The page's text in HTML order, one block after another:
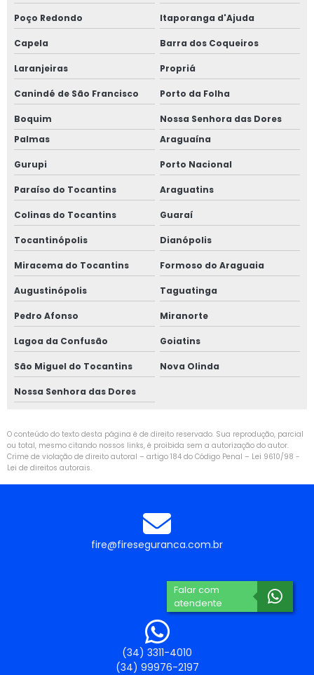
Poço Redondo Itaporanga d'Ajuda
Capela Barra dos Coqueiros
Laranjeiras Propriá
Canindé de São Francisco Porto da Folha
Boquim
Nossa Senhora das Dores
Palmas
Araguaína
Gurupi Porto Nacional
Paraíso do Tocantins Araguatins
Colinas do Tocantins Guaraí
Tocantinópolis Dianópolis
Miracema do Tocantins Formoso do Araguaia
Augustinópolis Taguatinga
Pedro Afonso Miranorte
Lagoa da Confusão Goiatins
São Miguel do Tocantins Nova Olinda
Nossa Senhora das Dores
O conteúdo do texto desta página é de direito reservado. Sua reprodução, parcial
ou total, mesmo citando nossos links, é proibida sem a autorização do autor.
Crime de violação de direito autoral – artigo 184 do Código Penal – Lei 9610/98 -
Lei de direitos autorais.
fire@fireseguranca.com.br
(34) 3311-4010
(34) 99976-2197
Falar com
atendente